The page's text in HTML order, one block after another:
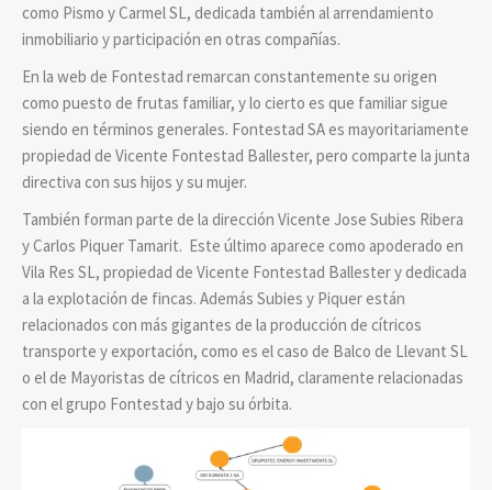
como Pismo y Carmel SL, dedicada también al arrendamiento
inmobiliario y participación en otras compañías.
En la web de Fontestad remarcan constantemente su origen
como puesto de frutas familiar, y lo cierto es que familiar sigue
siendo en términos generales. Fontestad SA es mayoritariamente
propiedad de Vicente Fontestad Ballester, pero comparte la junta
directiva con sus hijos y su mujer.
También forman parte de la dirección Vicente Jose Subies Ribera
y Carlos Piquer Tamarit. Este último aparece como apoderado en
Vila Res SL, propiedad de Vicente Fontestad Ballester y dedicada
a la explotación de fincas. Además Subies y Piquer están
relacionados con más gigantes de la producción de cítricos
transporte y exportación, como es el caso de Balco de Llevant SL
o el de Mayoristas de cítricos en Madrid, claramente relacionadas
con el grupo Fontestad y bajo su órbita.